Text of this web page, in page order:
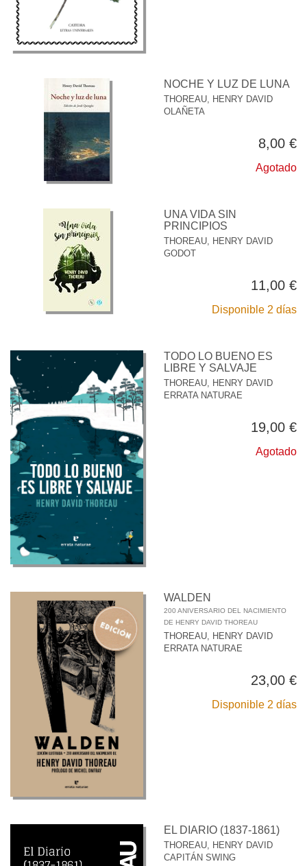
NOCHE Y LUZ DE LUNA
THOREAU, HENRY DAVID
OLAÑETA
8,00 €
Agotado
UNA VIDA SIN
PRINCIPIOS
THOREAU, HENRY DAVID
GODOT
11,00 €
Disponible 2 días
TODO LO BUENO ES
LIBRE Y SALVAJE
THOREAU, HENRY DAVID
ERRATA NATURAE
19,00 €
Agotado
WALDEN
200 ANIVERSARIO DEL NACIMIENTO
DE HENRY DAVID THOREAU
THOREAU, HENRY DAVID
ERRATA NATURAE
23,00 €
Disponible 2 días
EL DIARIO (1837-1861)
THOREAU, HENRY DAVID
CAPITÁN SWING